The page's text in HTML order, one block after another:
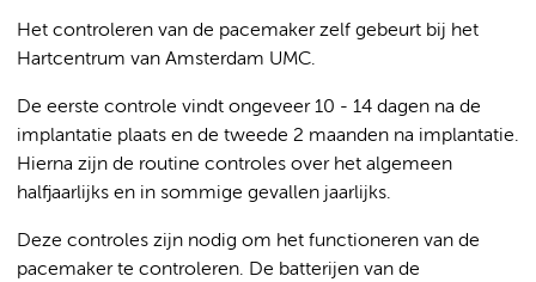
Het controleren van de pacemaker zelf gebeurt bij het
Hartcentrum van Amsterdam UMC.
De eerste controle vindt ongeveer 10 - 14 dagen na de
implantatie plaats en de tweede 2 maanden na implantatie.
Hierna zijn de routine controles over het algemeen
halfjaarlijks en in sommige gevallen jaarlijks.
Deze controles zijn nodig om het functioneren van de
pacemaker te controleren. De batterijen van de